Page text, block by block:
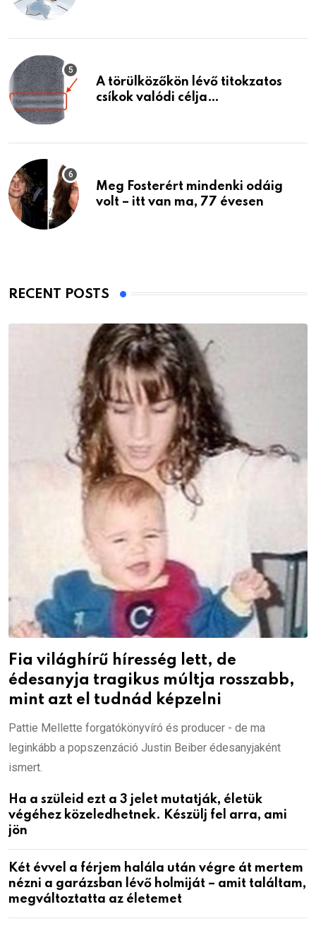
A törülközőkön lévő titokzatos
csíkok valódi célja…
Meg Fosterért mindenki odáig
volt – itt van ma, 77 évesen
RECENT POSTS
Fia világhírű híresség lett, de
édesanyja tragikus múltja rosszabb,
mint azt el tudnád képzelni
Pattie Mellette forgatókönyvíró és producer - de ma
leginkább a popszenzáció Justin Beiber édesanyjaként
ismert.
Ha a szüleid ezt a 3 jelet mutatják, életük
végéhez közeledhetnek. Készülj fel arra, ami
jön
Két évvel a férjem halála után végre át mertem
nézni a garázsban lévő holmiját – amit találtam,
megváltoztatta az életemet